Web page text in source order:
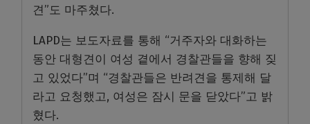
견”도 마주쳤다.
LAPD는 보도자료를 통해 “거주자와 대화하는
동안 대형견이 여성 곁에서 경찰관들을 향해 짖
고 있었다”며 “경찰관들은 반려견을 통제해 달
라고 요청했고, 여성은 잠시 문을 닫았다”고 밝
혔다.